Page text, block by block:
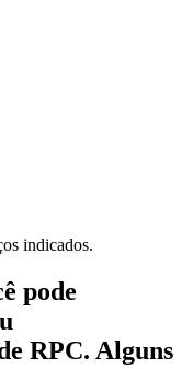
indicados.
pode
RPC. Alguns